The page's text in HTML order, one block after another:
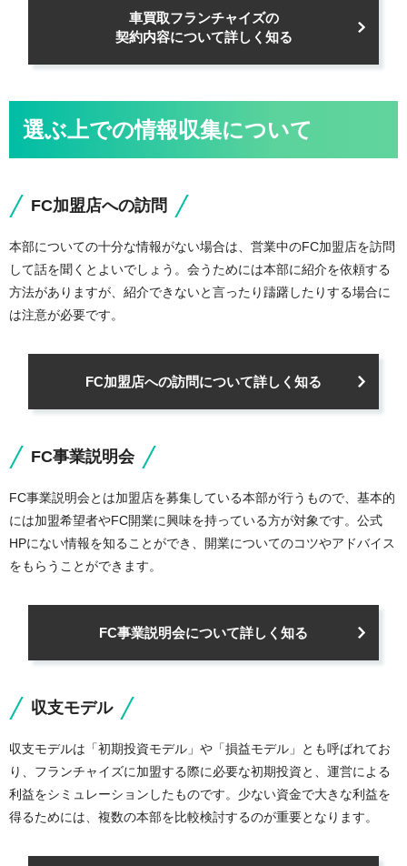
車買取フランチャイズの
契約内容について詳しく知る
選ぶ上での情報収集について
FC加盟店への訪問
本部についての十分な情報がない場合は、営業中のFC加盟店を訪問
して話を聞くとよいでしょう。会うためには本部に紹介を依頼する
方法がありますが、紹介できないと言ったり躊躇したりする場合に
は注意が必要です。
FC加盟店への訪問について詳しく知る
FC事業説明会
FC事業説明会とは加盟店を募集している本部が行うもので、基本的
には加盟希望者やFC開業に興味を持っている方が対象です。公式
HPにない情報を知ることができ、開業についてのコツやアドバイス
をもらうことができます。
FC事業説明会について詳しく知る
収支モデル
収支モデルは「初期投資モデル」や「損益モデル」とも呼ばれてお
り、フランチャイズに加盟する際に必要な初期投資と、運営による
利益をシミュレーションしたものです。少ない資金で大きな利益を
得るためには、複数の本部を比較検討するのが重要となります。